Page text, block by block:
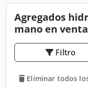
Agregados
mano en venta
Filtro
Eliminar todos